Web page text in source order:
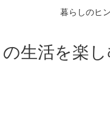
暮らしのヒ
の生活を楽